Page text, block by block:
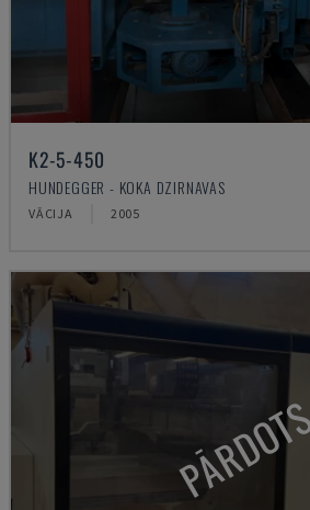
K2-5-450
HUNDEGGER - KOKA DZIRNAVAS
VĀCIJA 2005